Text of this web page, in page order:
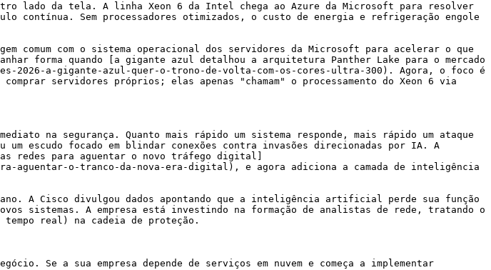
lado da tela. A linha Xeon 6 da Intel chega ao Azure da Microsoft para resolver
contínua. Sem processadores otimizados, o custo de energia e refrigeração engole
comum com o sistema operacional dos servidores da Microsoft para acelerar o que
forma quando [a gigante azul detalhou a arquitetura Panther Lake para o mercado
2026-a-gigante-azul-quer-o-trono-de-volta-com-os-cores-ultra-300). Agora, o foco é
servidores próprios; elas apenas "chamam" o processamento do Xeon 6 via
na segurança. Quanto mais rápido um sistema responde, mais rápido um ataque
um escudo focado em blindar conexões contra invasões direcionadas por IA. A
redes para aguentar o novo tráfego digital]
aguentar-o-tranco-da-nova-era-digital), e agora adiciona a camada de inteligência
A Cisco divulgou dados apontando que a inteligência artificial perde sua função
sistemas. A empresa está investindo na formação de analistas de rede, tratando o
tempo real) na cadeia de proteção.
Se a sua empresa depende de serviços em nuvem e começa a implementar